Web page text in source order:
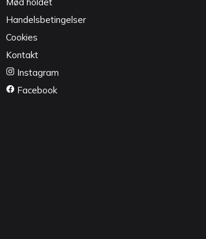
Handelsbetingelser
Cookies
Kontakt
Instagram
Facebook